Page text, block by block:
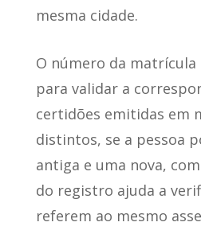
mesma cidade.
O número da matrícula
para validar a
certidões emitidas em
distintos, se a pessoa
antiga e uma nova,
do registro ajuda a
referem ao mesmo